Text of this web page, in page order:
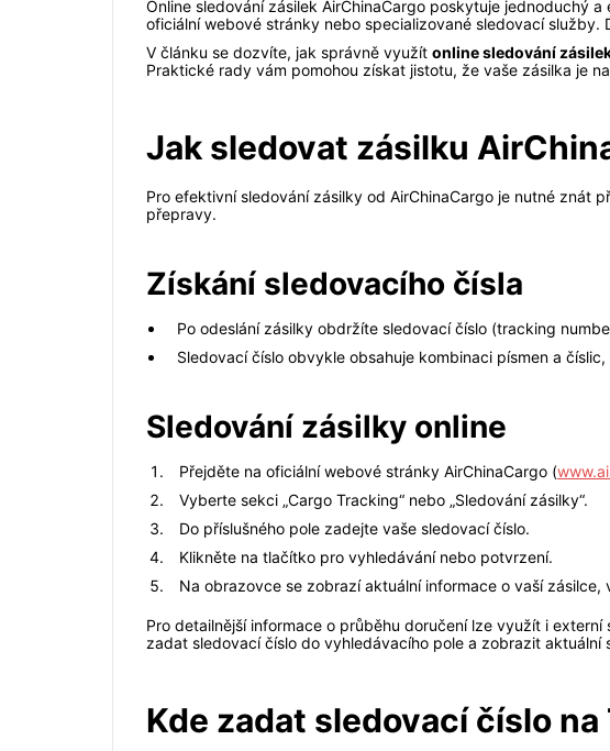
Online sledování zásilek AirChinaCargo poskytuje jednoduchý
oficiální webové stránky nebo specializované sledovací
V článku se dozvíte, jak správně využít online sledování
Praktické rady vám pomohou získat jistotu, že vaše zásilka je
Jak sledovat zásilku
Pro efektivní sledování zásilky od AirChinaCargo je nutné znát
přepravy.
Získání sledovacího čísla
Po odeslání zásilky obdržíte sledovací číslo (tracking
Sledovací číslo obvykle obsahuje kombinaci písmen a
Sledování zásilky online
Přejděte na oficiální webové stránky AirChinaCargo (
Vyberte sekci „Cargo Tracking“ nebo „Sledování zásilky“.
Do příslušného pole zadejte vaše sledovací číslo.
Klikněte na tlačítko pro vyhledávání nebo potvrzení.
Na obrazovce se zobrazí aktuální informace o vaší
Pro detailnější informace o průběhu doručení lze využít i
zadat sledovací číslo do vyhledávacího pole a zobrazit aktuální
Kde zadat sledovací číslo na